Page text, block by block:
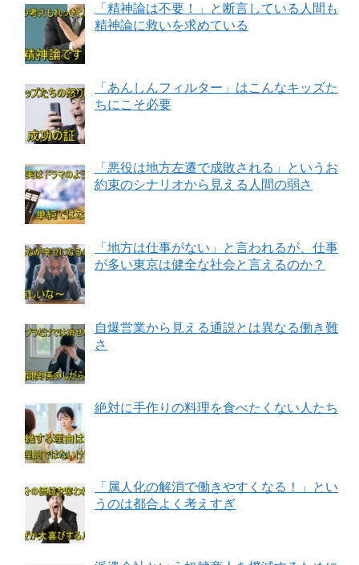
「精神論は不要！」と断言している人間も
精神論に救いを求めている
「あんしんフィルター」はこんなキッズた
ちにこそ必要
「悪役は地方左遷で成敗される」というお
約束のシナリオから見える人間の弱さ
「地方は仕事がない」と言われるが、仕事
が多い東京は健全な社会と言えるのか？
自爆営業から見える通説とは異なる働き難
さ
絶対に手作りの料理を食べたくない人たち
「属人化の解消で働きやすくなる！」とい
うのは都合よく考えすぎ